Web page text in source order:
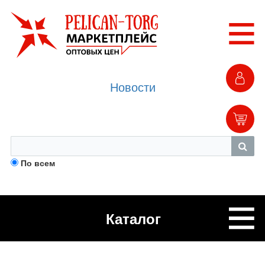
По всем
Новости
Каталог